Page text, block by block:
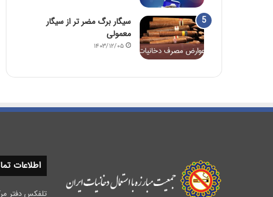
سیگار برگ مضر تر از سیگار
معمولی
۱۴۰۳/۱۲/۰۵
اطلاعات
تلفکس دفتر مرکزی : 2-